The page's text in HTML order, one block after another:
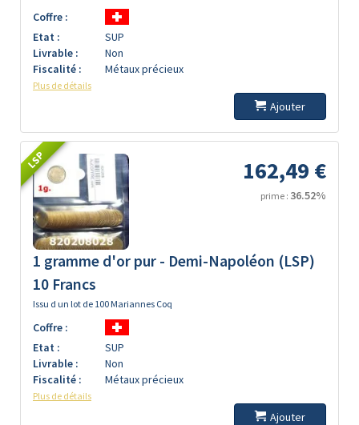
Coffre :
Etat :
SUP
Livrable :
Non
Fiscalité :
Métaux précieux
Plus de détails
Ajouter
LSP 162,49 €
prime : 36.52%
1 gramme d'or pur - Demi-Napoléon (LSP)
10 Francs
Issu d un lot de 100 Mariannes Coq
Coffre :
Etat :
SUP
Livrable :
Non
Fiscalité :
Métaux précieux
Plus de détails
Ajouter